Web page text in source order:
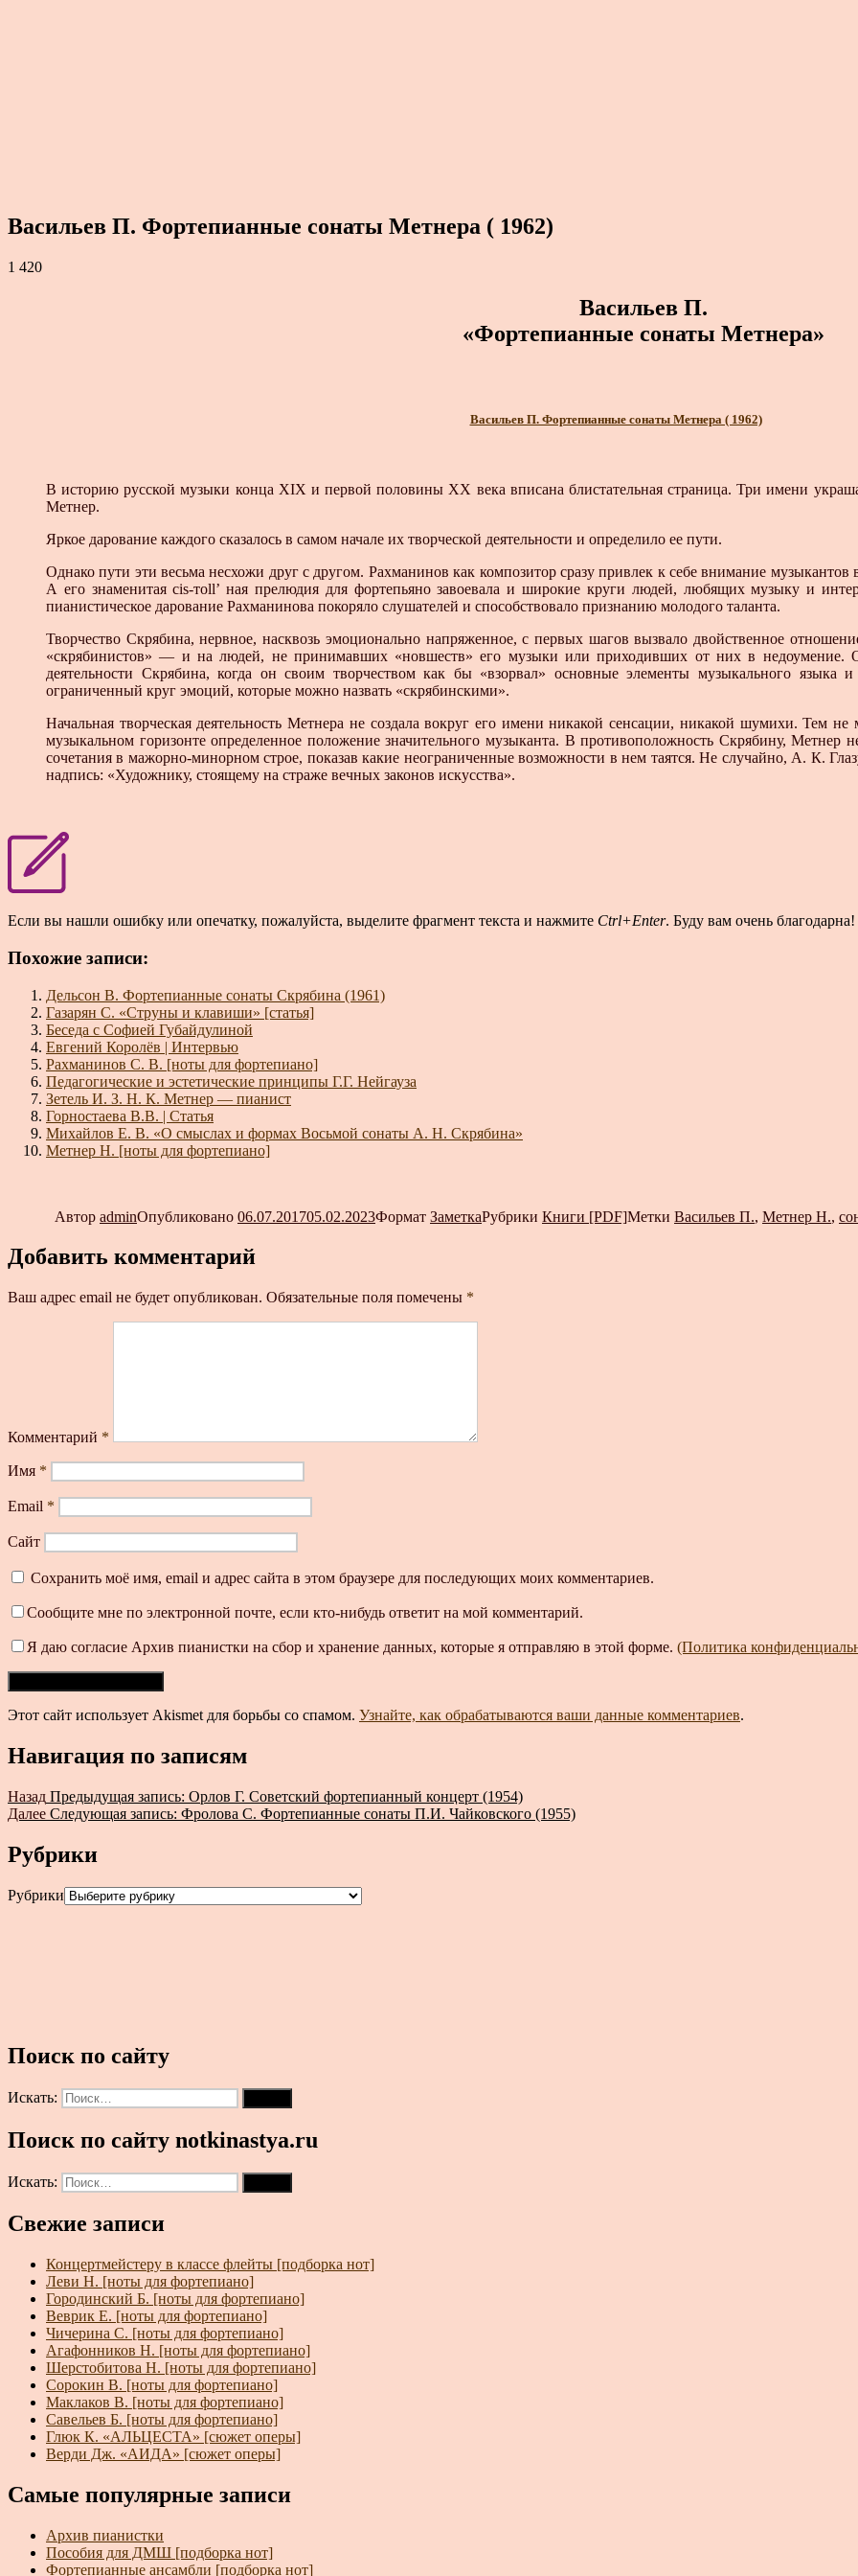
Васильев П. Фортепианные сонаты Метнера ( 1962)
1 420
Васильев П.
«Фортепианные сонаты Метнера»
Васильев П. Фортепианные сонаты Метнера ( 1962)
В историю русской музыки конца XIX и первой половины XX века вписана блистательная страница. Три имени
Метнер.
Яркое дарование каждого сказалось в самом начале их творческой деятельности и определило ее пути.
Однако пути эти весьма несхожи друг с другом. Рахманинов как композитор сразу привлек к себе внимание
А его знаменитая cis-тоll’ ная прелюдия для фортепьяно завоевала и широкие круги людей, любящих музыку и
пианистическое дарование Рахманинова покоряло слушателей и способствовало признанию молодого таланта.
Творчество Скрябина, нервное, насквозь эмоционально напряженное, с первых шагов вызвало двойственное
«скрябинистов» — и на людей, не принимавших «новшеств» его музыки или приходивших от них в недоумение.
деятельности Скрябина, когда он своим творчеством как бы «взорвал» основные элементы музыкального
ограниченный круг эмоций, которые можно назвать «скрябинскими».
Начальная творческая деятельность Метнера не создала вокруг его имени никакой сенсации, никакой шумихи. Тем
музыкальном горизонте определенное положение значительного музыканта. В противоположность Скрябину, Метнер
сочетания в мажорно-минорном строе, показав какие неограниченные возможности в нем таятся. Не случайно, А. К.
надпись: «Художнику, стоящему на страже вечных законов искусства».
Если вы нашли ошибку или опечатку, пожалуйста, выделите фрагмент текста и нажмите Ctrl+Enter. Буду вам очень благодарна!
Похожие записи:
Дельсон В. Фортепианные сонаты Скрябина (1961)
Газарян С. «Струны и клавиши» [статья]
Беседа с Софией Губайдулиной
Евгений Королёв | Интервью
Рахманинов С. В. [ноты для фортепиано]
Педагогические и эстетические принципы Г.Г. Нейгауза
Зетель И. З. Н. К. Метнер — пианист
Горностаева В.В. | Статья
Михайлов Е. В. «О смыслах и формах Восьмой сонаты А. Н. Скрябина»
Метнер Н. [ноты для фортепиано]
Автор adminОпубликовано 06.07.201705.02.2023Формат ЗаметкаРубрики Книги [PDF]Метки Васильев П., Метнер Н.,
Добавить комментарий
Ваш адрес email не будет опубликован. Обязательные поля помечены *
Комментарий *
Имя *
Email *
Сайт
Сохранить моё имя, email и адрес сайта в этом браузере для последующих моих комментариев.
Сообщите мне по электронной почте, если кто-нибудь ответит на мой комментарий.
Я даю согласие Архив пианистки на сбор и хранение данных, которые я отправляю в этой форме. (Политика
Этот сайт использует Akismet для борьбы со спамом. Узнайте, как обрабатываются ваши данные комментариев.
Навигация по записям
Назад Предыдущая запись: Орлов Г. Советский фортепианный концерт (1954)
Далее Следующая запись: Фролова С. Фортепианные сонаты П.И. Чайковского (1955)
Рубрики
Рубрики
Поиск по сайту
Искать:
Поиск по сайту notkinastya.ru
Искать:
Свежие записи
Концертмейстеру в классе флейты [подборка нот]
Леви Н. [ноты для фортепиано]
Городинский Б. [ноты для фортепиано]
Веврик Е. [ноты для фортепиано]
Чичерина С. [ноты для фортепиано]
Агафонников Н. [ноты для фортепиано]
Шерстобитова Н. [ноты для фортепиано]
Сорокин В. [ноты для фортепиано]
Маклаков В. [ноты для фортепиано]
Савельев Б. [ноты для фортепиано]
Глюк К. «АЛЬЦЕСТА» [сюжет оперы]
Верди Дж. «АИДА» [сюжет оперы]
Самые популярные записи
Архив пианистки
Пособия для ДМШ [подборка нот]
Фортепианные ансамбли [подборка нот]